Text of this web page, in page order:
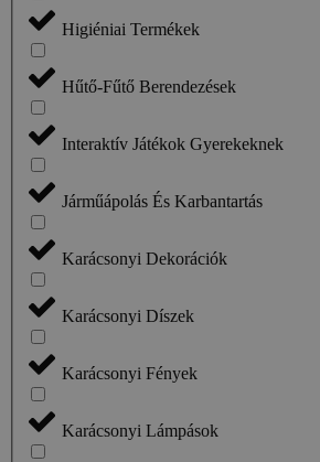
Higiéniai Termékek
Hűtő-Fűtő Berendezések
Interaktív Játékok Gyerekeknek
Járműápolás És Karbantartás
Karácsonyi Dekorációk
Karácsonyi Díszek
Karácsonyi Fények
Karácsonyi Lámpások